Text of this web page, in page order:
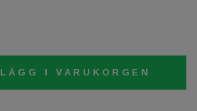
LÄGG I VARUKORGEN